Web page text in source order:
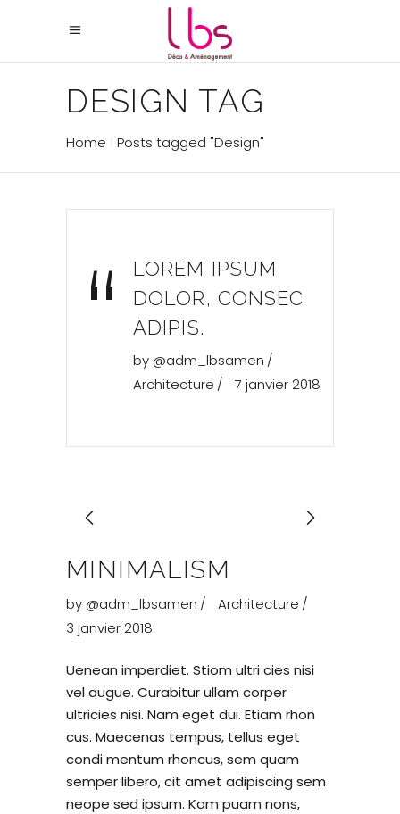
DESIGN TAG
Home Posts tagged "Design"
“
LOREM IPSUM
DOLOR, CONSEC
ADIPIS.
by @adm_lbsamen
Architecture
7 janvier 2018
MINIMALISM
by @adm_lbsamen
Architecture
3 janvier 2018
Uenean imperdiet. Stiom ultri cies nisi
vel augue. Curabitur ullam corper
ultricies nisi. Nam eget dui. Etiam rhon
cus. Maecenas tempus, tellus eget
condi mentum rhoncus, sem quam
semper libero, cit amet adipiscing sem
neope sed ipsum. Kam puam nons,